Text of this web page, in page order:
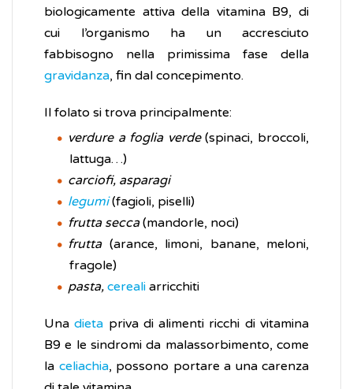
biologicamente attiva della vitamina B9, di
cui l’organismo ha un accresciuto
fabbisogno nella primissima fase della
gravidanza, fin dal concepimento.
Il folato si trova principalmente:
verdure a foglia verde(spinaci, broccoli,
lattuga…)
carciofi, asparagi
legumi (fagioli, piselli)
frutta secca(mandorle, noci)
frutta(arance, limoni, banane, meloni,
fragole)
pasta, cereali arricchiti
Unadieta priva di alimenti ricchi di vitamina
B9 e le sindromi da malassorbimento, come
la celiachia, possono portare a una carenza